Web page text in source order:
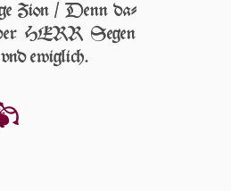
Zion / Denn da­
der HERR Segen
ewig­lich.